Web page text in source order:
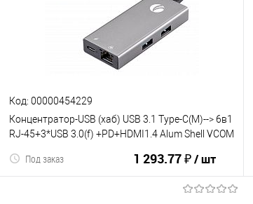
Код: 00000454229
Концентратор-USB (хаб) USB 3.1 Type-C(M)--> 6в1
RJ-45+3*USB 3.0(f) +PD+HDMI1.4 Alum Shell VCOM
1 293.77 ₽/ шт
Под заказ